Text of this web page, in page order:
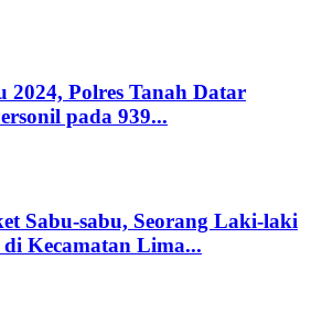
2024, Polres Tanah Datar
pada 939...
Sabu-sabu, Seorang Laki-laki
Kecamatan Lima...